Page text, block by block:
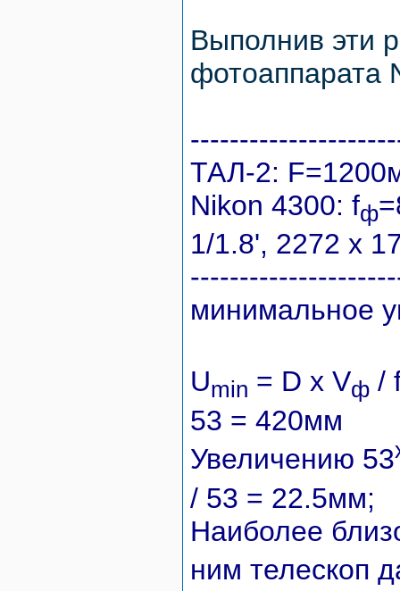
Выполнив эти
фотоаппарата
ТАЛ-2:
Nikon 4300: fф
1/1.8', 2272 x
минимальное
Umin = D x Vф /
53 = 420мм
Увеличению 53
/ 53 = 22.5мм;
Наиболее
ним телескоп